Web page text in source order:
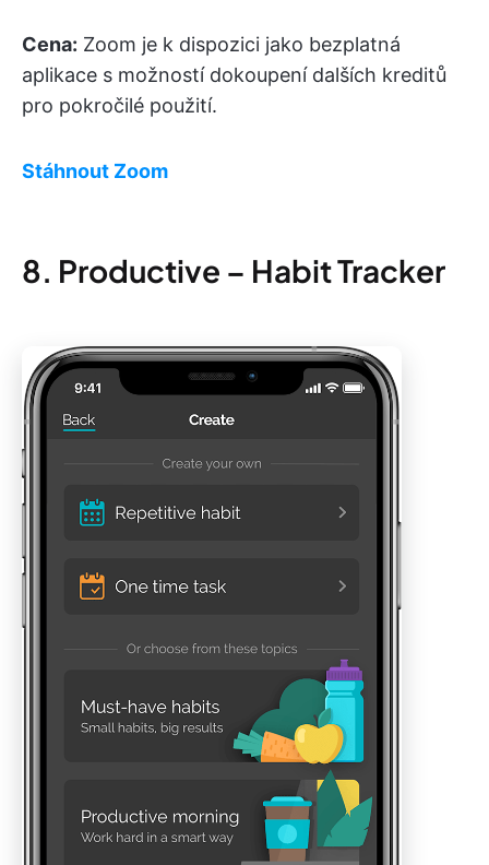
Cena: Zoom je k dispozici jako bezplatná
aplikace s možností dokoupení dalších kreditů
pro pokročilé použití.
Stáhnout Zoom
8. Productive – Habit Tracker